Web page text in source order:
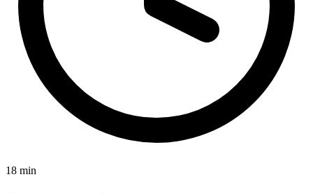
18 min